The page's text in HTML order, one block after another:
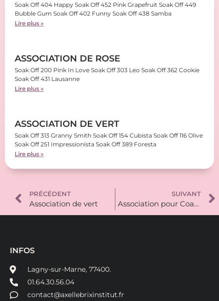
Soak Off 404 Happy Soak Off 452 Pink Grapefruit Soak Off 449
Bubble Gum Soak Off 402 Funny Soak Off 438 Samba
Lire plus »
ASSOCIATION DE ROSE
Soak Off 200 Pink In Love Soak Off 303 Leo Soak Off 362 Cookie
Soak Off 431 Lausanne
Lire plus »
ASSOCIATION DE VERT
Soak Off 313 Granny Smith Soak Off 154 Cubista Soak Off 116 Olive
Soak Off 251 Impressionista Soak Off 389 Foresta
Lire plus »
PRÉCÉDENT
Association de vert
SUIVANT
Association pour Coachella
INFOS
Lagny-sur-Marne, 77400.
01.64.30.56.04
contact@axellebrixinstitut.fr